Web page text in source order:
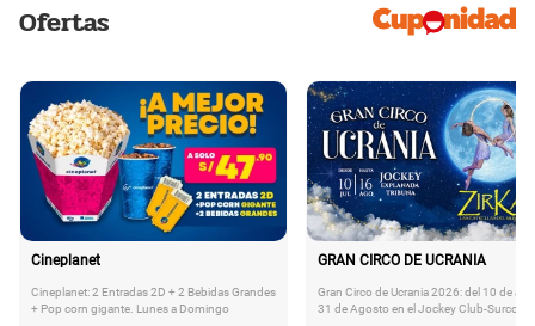
Ofertas
Cineplanet
Cineplanet: 2 Entradas 2D + 2 Bebidas Grandes
+ Pop corn gigante. Lunes a Domingo
GRAN CIRCO DE UCRANIA
Gran Circo de Ucrania 2026: del 10 de
31 de Agosto en el Jockey Club-Surco